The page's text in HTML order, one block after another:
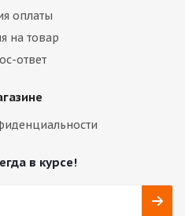
оплаты
на товар
ответ
в курсе!